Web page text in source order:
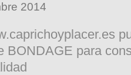
2014
BONDAGE para